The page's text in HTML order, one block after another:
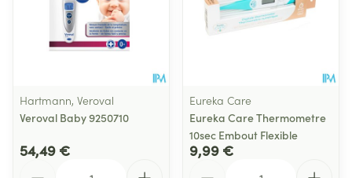
Hartmann, Veroval
Veroval Baby 9250710
54,49 €
Eureka Care
Eureka Care Thermometre
10sec Embout Flexible
9,99 €